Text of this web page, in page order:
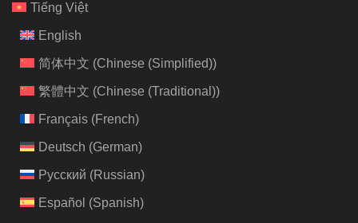
Tiếng Việt
English
简体中文 (Chinese (Simplified))
繁體中文 (Chinese (Traditional))
Français(French)
Deutsch (German)
Русский (Russian)
Español (Spanish)